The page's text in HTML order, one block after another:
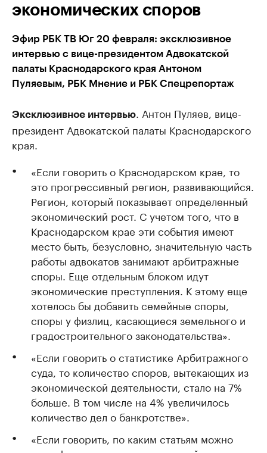
экономических споров
Эфир РБК ТВ Юг 20 февраля: эксклюзивное
интервью с вице-президентом Адвокатской
палаты Краснодарского края Антоном
Пуляевым, РБК Мнение и РБК Спецрепортаж
Эксклюзивное интервью
. Антон Пуляев, вице-
президент Адвокатской палаты Краснодарского
края.
«Если говорить о Краснодарском крае, то
это прогрессивный регион, развивающийся.
Регион, который показывает определенный
экономический рост. С учетом того, что в
Краснодарском крае эти события имеют
место быть, безусловно, значительную часть
работы адвокатов занимают арбитражные
споры. Еще отдельным блоком идут
экономические преступления. К этому еще
хотелось бы добавить семейные споры,
споры у физлиц, касающиеся земельного и
градостроительного законодательства».
«Если говорить о статистике Арбитражного
суда, то количество споров, вытекающих из
экономической деятельности, стало на 7%
больше. В том числе на 4% увеличилось
количество дел о банкротстве».
«Если говорить, по каким статьям можно